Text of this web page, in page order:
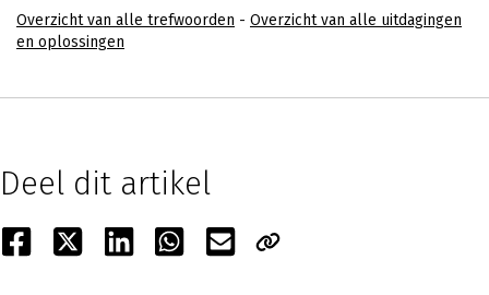
Overzicht van alle trefwoorden - Overzicht van alle uitdagingen
en oplossingen
Deel dit artikel